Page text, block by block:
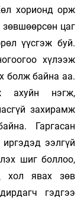
хорионд орж
зөвшөөрсөн цаг
үүсгэж буй.
хүлээж
болж байна аа.
ахуйн нэгж,
захирамж
Гаргасан
ээлгүй
шиг боллоо,
хол явах зөв
гэдгээ